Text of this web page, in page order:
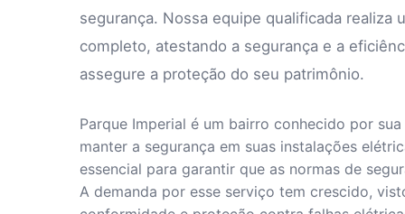
segurança. Nossa equipe qualificada realiza
completo, atestando a segurança e a
assegure a proteção do seu patrimônio.
Parque Imperial é um bairro conhecido por
manter a segurança em suas instalações
essencial para garantir que as normas de
A demanda por esse serviço tem crescido,